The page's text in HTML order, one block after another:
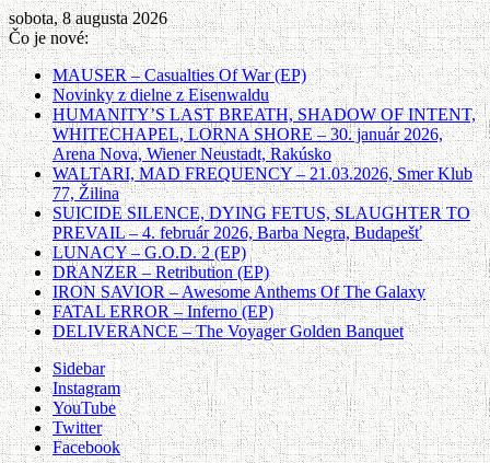
sobota, 8 augusta 2026
Čo je nové:
MAUSER – Casualties Of War (EP)
Novinky z dielne z Eisenwaldu
HUMANITY’S LAST BREATH, SHADOW OF INTENT,
WHITECHAPEL, LORNA SHORE – 30. január 2026,
Arena Nova, Wiener Neustadt, Rakúsko
WALTARI, MAD FREQUENCY – 21.03.2026, Smer Klub
77, Žilina
SUICIDE SILENCE, DYING FETUS, SLAUGHTER TO
PREVAIL – 4. február 2026, Barba Negra, Budapešť
LUNACY – G.O.D. 2 (EP)
DRANZER – Retribution (EP)
IRON SAVIOR – Awesome Anthems Of The Galaxy
FATAL ERROR – Inferno (EP)
DELIVERANCE – The Voyager Golden Banquet
Sidebar
Instagram
YouTube
Twitter
Facebook